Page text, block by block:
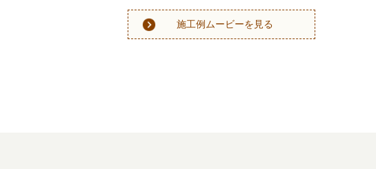
施工例ムービーを見る